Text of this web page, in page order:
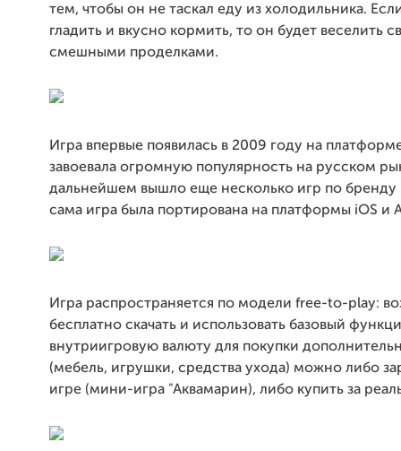
тем, чтобы он не таскал еду из холодильника.
гладить и вкусно кормить, то он будет веселить
смешными проделками.
Игра впервые появилась в 2009 году на
завоевала огромную популярность на русском
дальнейшем вышло еще несколько игр по
сама игра была портирована на платформы iOS и
Игра распространяется по модели free-to-play:
бесплатно скачать и использовать базовый
внутриигровую валюту для покупки
(мебель, игрушки, средства ухода) можно либо
игре (мини-игра "Аквамарин), либо купить за